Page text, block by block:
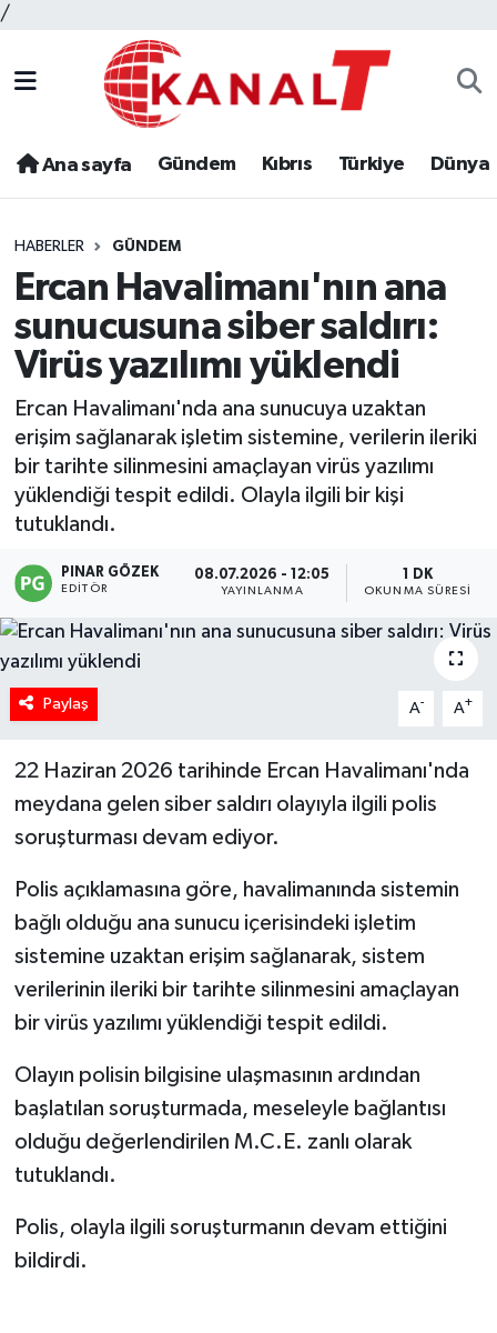
/
Ana sayfa Gündem Kıbrıs Türkiye Dünya
HABERLER GÜNDEM
Ercan Havalimanı'nın ana
sunucusuna siber saldırı:
Virüs yazılımı yüklendi
Ercan Havalimanı'nda ana sunucuya uzaktan
erişim sağlanarak işletim sistemine, verilerin ileriki
bir tarihte silinmesini amaçlayan virüs yazılımı
yüklendiği tespit edildi. Olayla ilgili bir kişi
tutuklandı.
PINAR GÖZEK
EDITÖR
08.07.2026 - 12:05
YAYINLANMA
1 DK
OKUNMA SÜRESI
Paylaş A- A+
22 Haziran 2026 tarihinde Ercan Havalimanı'nda
meydana gelen siber saldırı olayıyla ilgili polis
soruşturması devam ediyor.
Polis açıklamasına göre, havalimanında sistemin
bağlı olduğu ana sunucu içerisindeki işletim
sistemine uzaktan erişim sağlanarak, sistem
verilerinin ileriki bir tarihte silinmesini amaçlayan
bir virüs yazılımı yüklendiği tespit edildi.
Olayın polisin bilgisine ulaşmasının ardından
başlatılan soruşturmada, meseleyle bağlantısı
olduğu değerlendirilen M.C.E. zanlı olarak
tutuklandı.
Polis, olayla ilgili soruşturmanın devam ettiğini
bildirdi.